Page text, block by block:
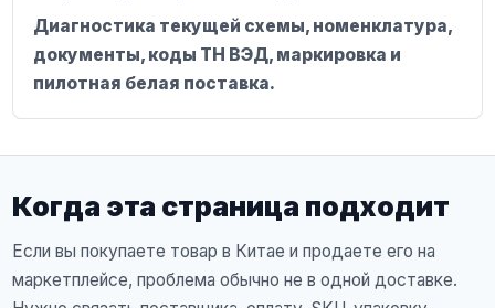
Диагностика текущей схемы, номенклатура,
документы, коды ТН ВЭД, маркировка и
пилотная белая поставка.
Когда эта страница подходит
Если вы покупаете товар в Китае и продаете его на
маркетплейсе, проблема обычно не в одной доставке.